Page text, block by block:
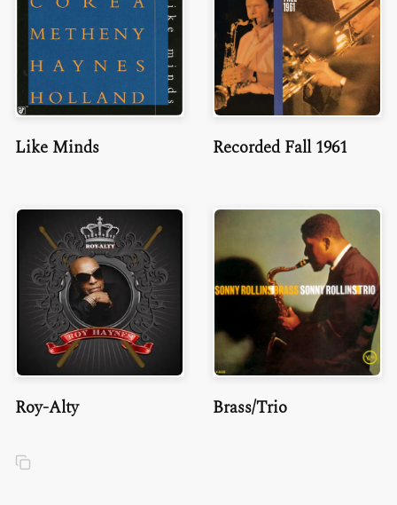
Like Minds Recorded Fall 1961
Roy-Alty Brass/Trio